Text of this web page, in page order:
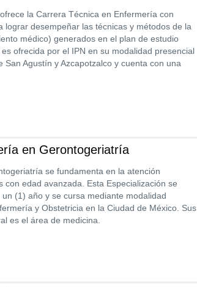
la Carrera Técnica en Enfermería con
lograr desempeñar las técnicas y métodos de la
médico) generados en el plan de estudio
ofrecida por el IPN en su modalidad presencial
Agustín y Azcapotzalco y cuenta con una
en Gerontogeriatría
se fundamenta en la atención
edad avanzada. Esta Especialización se
(1) año y se cursa mediante modalidad
y Obstetricia en la Ciudad de México. Sus
es el área de medicina.